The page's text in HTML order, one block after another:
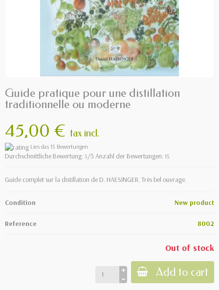
Guide pratique pour une distillation
traditionnelle ou moderne
45,00 € tax incl.
Lies das 15 Bewertungen
Durchschnittliche Bewertung: 5/5 Anzahl der Bewertungen: 15
Guide complet sur la distillation de D. HAESINGER. Très bel ouvrage.
Condition New product
Reference 8002
Out of stock
Add to cart